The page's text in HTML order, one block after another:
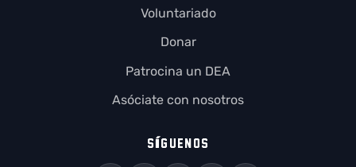
Voluntariado
Donar
Patrocina un DEA
Asóciate con nosotros
SÍGUENOS